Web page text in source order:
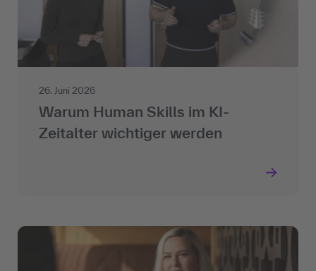
26. Juni 2026
Warum Human Skills im KI-
Zeitalter wichtiger werden